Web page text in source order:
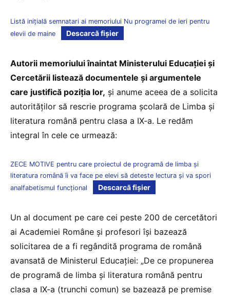
Listă inițială semnatari ai memoriului Nu programei de ieri pentru
elevii de maine
Descarcă fișier
Autorii memoriului înaintat Ministerului Educației și
Cercetării listează documentele și argumentele
care justifică poziția lor, și anume aceea de a solicita
autorităților să rescrie programa școlară de Limba și
literatura română pentru clasa a IX-a. Le redăm
integral în cele ce urmează:
ZECE MOTIVE pentru care proiectul de programă de limba și
literatura română îi va face pe elevi să deteste lectura și va spori
analfabetismul funcțional
Descarcă fișier
Un al document pe care cei peste 200 de cercetători
ai Academiei Române și profesori își bazează
solicitarea de a fi regândită programa de română
avansată de Ministerul Educației: „De ce propunerea
de programă de limba și literatura română pentru
clasa a IX-a (trunchi comun) se bazează pe premise